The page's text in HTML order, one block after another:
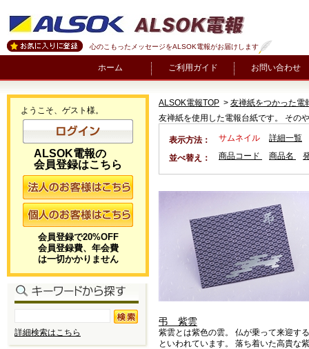
心のこもったメッセージをALSOK電報がお届けします
ホーム ご利用ガイド お問い合わせ
ALSOK電報TOP > 友禅紙をつかった電
友禅紙を使用した電報台紙です。 その
表示方法： サムネイル 詳細一覧
並べ替え： 商品コード 商品名
弔 紫雲
紫雲とは紫色の雲。 仏が乗って来迎す
といわれています。 落ち着いた高貴な
ようこそ、ゲスト様。
ALSOK電報の
会員登録はこちら
会員登録で20%OFF
会員登録費、年会費
は一切かかりません
詳細検索はこちら